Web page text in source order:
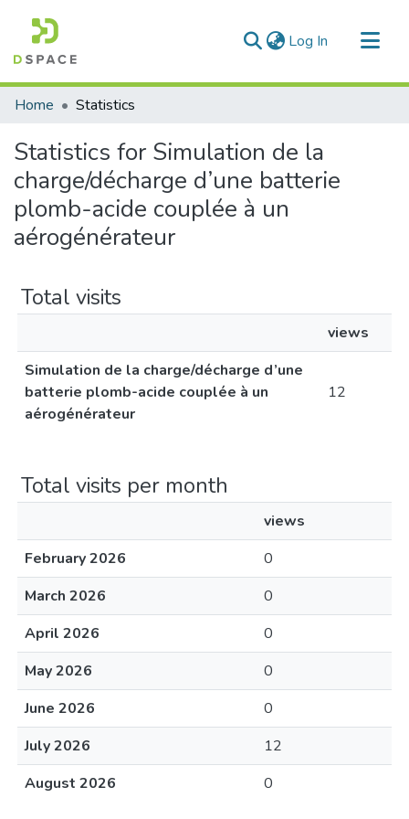
Log In (current)
Communities & Collections
Home Statistics
Statistics for Simulation de la
charge/décharge d’une batterie
plomb-acide couplée à un
aérogénérateur
Total visits
views
Simulation de la charge/décharge d’une
batterie plomb-acide couplée à un
aérogénérateur
12
Total visits per month
views
February 2026
0
March 2026
0
April 2026
0
May 2026
0
June 2026
0
July 2026
12
August 2026
0